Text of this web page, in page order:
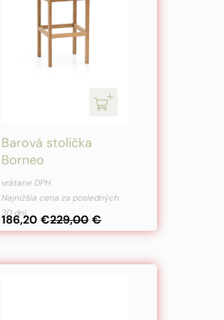
Barová stolička
Borneo
229,00 €
Pôvodná
cena
bola:
229,00€.
186,20 €
Aktuálna
cena
je:
186,20€.
vrátane DPH
Najnižšia cena za posledných
30 dní